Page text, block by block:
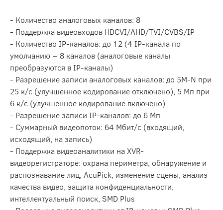
- Количество аналоговых каналов: 8
- Поддержка видеовходов HDCVI/AHD/TVI/CVBS/IP
- Количество IP-каналов: до 12 (4 IP-канала по
умолчанию + 8 каналов (аналоговые каналы
преобразуются в IP-каналы)
- Разрешение записи аналоговых каналов: до 5M-N при
25 к/с (улучшенное кодирование отключено), 5 Мп при
6 к/с (улучшенное кодирование включено)
- Разрешение записи IP-каналов: до 6 Мп
- Суммарный видеопоток: 64 Мбит/с (входящий,
исходящий, на запись)
- Поддержка видеоаналитики на XVR-
видеорегистраторе: охрана периметра, обнаружение и
распознавание лиц, AcuPick, изменение сцены, анализ
качества видео, защита конфиденциальности,
интеллектуальный поиск, SMD Plus